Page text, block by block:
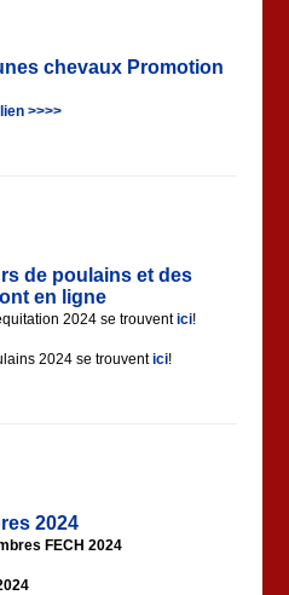
chevaux Promotion
lien >>>>
de poulains et des
en ligne
2024 se trouventici!
2024 se trouventici!
2024
FECH 2024